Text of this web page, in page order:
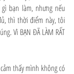
bạn làm, nhưng nếu
thì thời điểm này, tôi
Vì BẠN ĐÃ LÀM RẤT
thấy mình không có